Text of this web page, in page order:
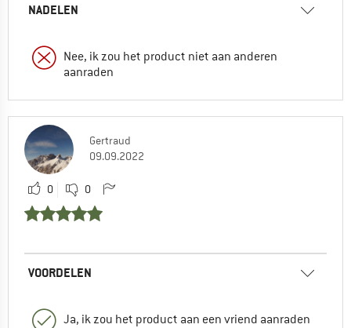
NADELEN
Nee, ik zou het product niet aan anderen
aanraden
Gertraud
09.09.2022
0 0
VOORDELEN
Ja, ik zou het product aan een vriend aanraden